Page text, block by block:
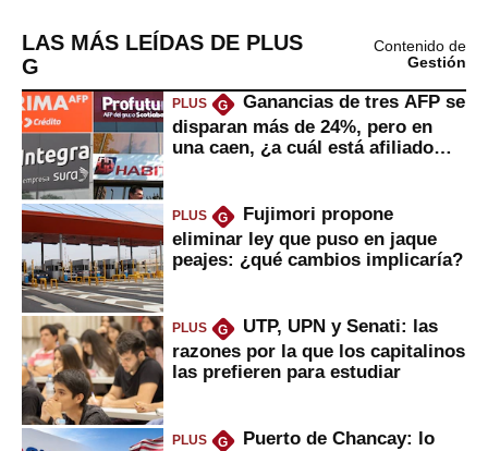
LAS MÁS LEÍDAS DE PLUS
G
Contenido de
Gestión
PLUS G
Ganancias de tres AFP se
disparan más de 24%, pero en
una caen, ¿a cuál está afiliado
PLUS G
Fujimori propone
eliminar ley que puso en jaque
peajes: ¿qué cambios implicaría?
PLUS G
UTP, UPN y Senati: las
razones por la que los capitalinos
las prefieren para estudiar
PLUS G
Puerto de Chancay: lo